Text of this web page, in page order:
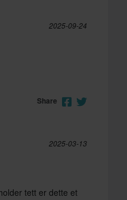
2025-09-24
Share
2025-03-13
tett er dette et